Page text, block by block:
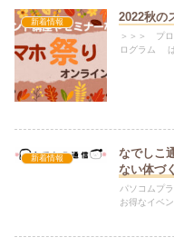
新着情報 2022秋の
＞＞＞ プ
ログラム
新着情報
なでしこ
ない体づ
パソコムプ
お得なイベ